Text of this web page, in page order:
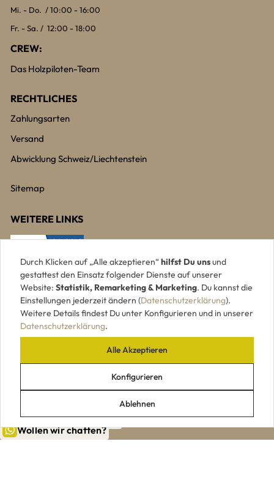
Wollen wir chatten?
Mi. - Do. / 10:00 - 16:00
Fr. - Sa. / 12:00 - 18:00
CREW:
Das Holzpiloten-Team
RECHTLICHES
Zahlungsarten
Versand
Abwicklung Schweiz/Liechtenstein
Sitemap
WEITERE LINKS
UNSERE ZAHLUNGSARTEN
Durch Klicken auf „Alle akzeptieren“ hilfst Du unsund
gestattest den Einsatz folgender Dienste auf unserer
Website: Statistik, Remarketing & Marketing. Du kannst die
Einstellungen jederzeit ändern (Datenschutzerklärung).
Weitere Details findest Du unter Konfigurieren und in unserer
Datenschutzerklärung.
Ablehnen
Konfigurieren
Alle Akzeptieren